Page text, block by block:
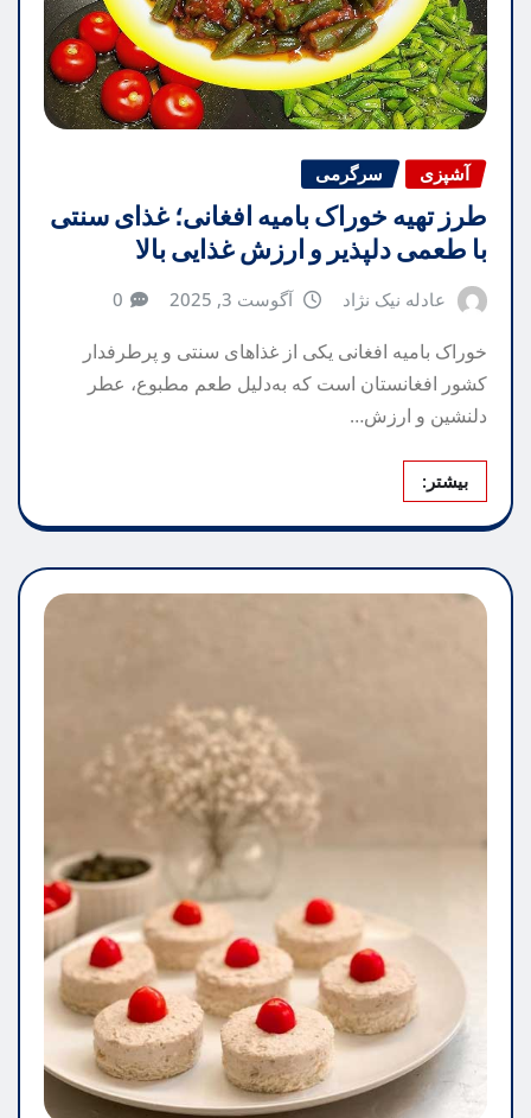
آشپزی سرگرمی
طرز تهیه خوراک بامیه افغانی؛ غذای سنتی
با طعمی دلپذیر و ارزش غذایی بالا
عادله نیک نژاد آگوست 3, 2025 0
خوراک بامیه افغانی یکی از غذاهای سنتی و پرطرفدار
کشور افغانستان است که به‌دلیل طعم مطبوع، عطر
دلنشین و ارزش…
بیشتر: